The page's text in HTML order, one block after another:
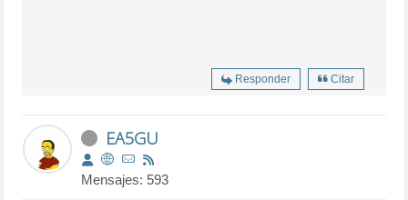
Responder Citar
EA5GU
Mensajes: 593